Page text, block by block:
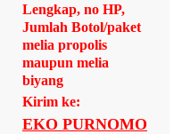
Lengkap, no HP,
Jumlah Botol/paket
melia propolis
maupun melia
biyang
Kirim ke:
EKO PURNOMO